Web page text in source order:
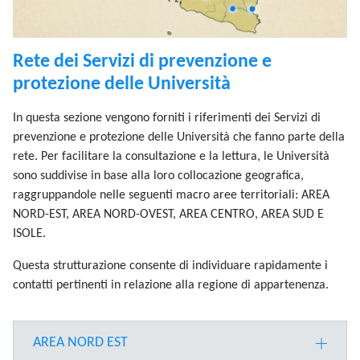
Rete dei Servizi di prevenzione e
protezione delle Università
In questa sezione vengono forniti i riferimenti dei Servizi di
prevenzione e protezione delle Università che fanno parte della
rete. Per facilitare la consultazione e la lettura, le Università
sono suddivise in base alla loro collocazione geografica,
raggruppandole nelle seguenti macro aree territoriali: AREA
NORD-EST, AREA NORD-OVEST, AREA CENTRO, AREA SUD E
ISOLE.
Questa strutturazione consente di individuare rapidamente i
contatti pertinenti in relazione alla regione di appartenenza.
AREA NORD EST